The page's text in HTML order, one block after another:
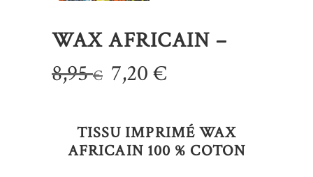
WAX AFRICAIN –
8,95€ Le
était :
8,95 €.
7,20€Le
actuel
est :
7,20 €.
TISSU IMPRIMÉ WAX
AFRICAIN 100 % COTON